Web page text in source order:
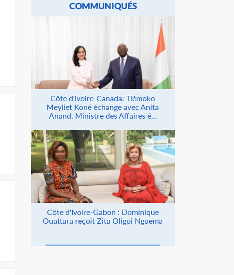
COMMUNIQUÉS
Côte d'Ivoire-Canada: Tiémoko
Meyliet Koné échange avec Anita
Anand, Ministre des Affaires é...
Côte d'Ivoire-Gabon : Dominique
Ouattara reçoit Zita Oligui Nguema